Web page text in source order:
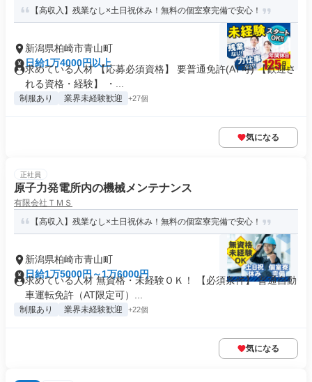
【高収入】残業なし×土日祝休み！無料の個室寮完備で安心！
新潟県柏崎市青山町
日給1万4000円以上
求めている人材 【応募必須資格】 要普通免許(AT可) 【歓迎さ
れる資格・経験】 ・...
制服あり 業界未経験歓迎 +27個
気になる
正社員
原子力発電所内の機械メンテナンス
有限会社ＴＭＳ
【高収入】残業なし×土日祝休み！無料の個室寮完備で安心！
新潟県柏崎市青山町
日給1万5000円～1万6000円
求めている人材 無資格・未経験ＯＫ！ 【必須条件】 普通自動
車運転免許（AT限定可）...
制服あり 業界未経験歓迎 +22個
気になる